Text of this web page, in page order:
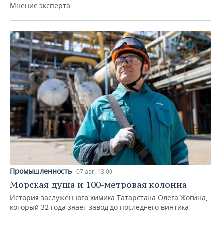
Мнение эксперта
Промышленность 07 авг, 13:00
Морская душа и 100-метровая колонна
История заслуженного химика Татарстана Олега Жогина,
который 32 года знает завод до последнего винтика